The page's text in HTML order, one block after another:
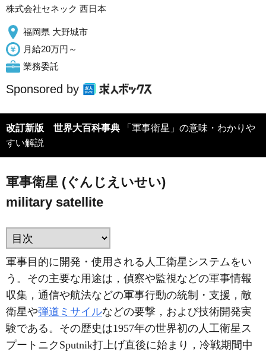
株式会社セネック 西日本
福岡県 大野城市
月給20万円～
業務委託
Sponsored by
改訂新版 世界大百科事典 「軍事衛星」の意味・わかりや
すい解説
軍事衛星 (ぐんじえいせい)
military satellite
軍事目的に開発・使用される人工衛星システムをい
う。その主要な用途は，偵察や監視などの軍事情報
収集，通信や航法などの軍事行動の統制・支援，敵
衛星や弾道ミサイルなどの要撃，および技術開発実
験である。その歴史は1957年の世界初の人工衛星ス
プートニクSputnik打上げ直後に始まり，冷戦期間中